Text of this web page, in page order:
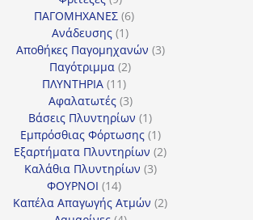
προϊόντα
ΠΑΓΟΜΗΧΑΝΕΣ 66
Ανάδευσης 11
προϊόν
Αποθήκες Παγομηχανών 33
Παγότριμμα 22
ΠΛΥΝΤΗΡΙΑ 1111
προϊόντα
Αφαλατωτές 33
προϊόντα
Βάσεις Πλυντηρίων 11
προϊόν
Εμπρόσθιας Φόρτωσης 11
προϊόν
Εξαρτήματα Πλυντηρίων 22
Καλάθια Πλυντηρίων 33
ΦΟΥΡΝΟΙ 1414
προϊόντα
Καπέλα Απαγωγής Ατμών 22